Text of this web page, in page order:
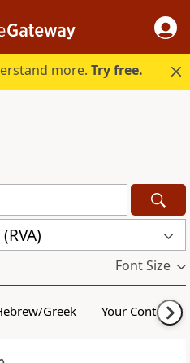
more.Try free.
Font Size
Greek Your Content